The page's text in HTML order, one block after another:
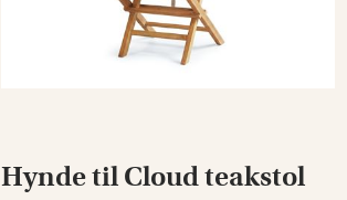
Hynde til Cloud teakstol